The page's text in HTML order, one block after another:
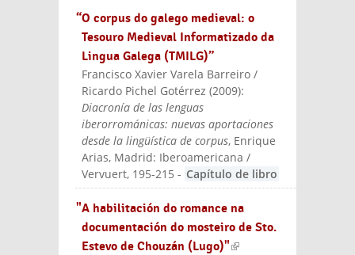
“O corpus do galego medieval: o
Tesouro Medieval Informatizado da
Lingua Galega (TMILG)”
Francisco Xavier Varela Barreiro /
Ricardo Pichel Gotérrez (2009):
Diacronía de las lenguas
iberorrománicas: nuevas aportaciones
desde la lingüística de corpus, Enrique
Arias, Madrid: Iberoamericana /
Vervuert, 195-215 - Capítulo de libro
"A habilitación do romance na
documentación do mosteiro de Sto.
Estevo de Chouzán (Lugo)"(link is